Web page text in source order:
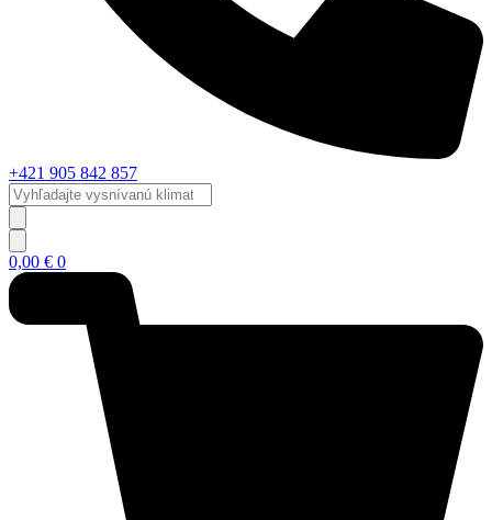
+421 905 842 857
Vyhľadajte
vysnívanú
klimatizáciu...
0,00 € 0